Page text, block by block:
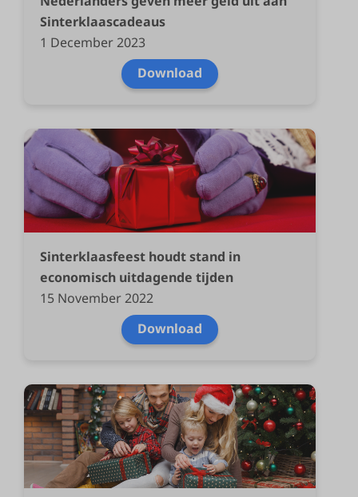
Sinterklaascadeaus
1 December 2023
Download
Sinterklaasfeest houdt stand in
economisch uitdagende tijden
15 November 2022
Download